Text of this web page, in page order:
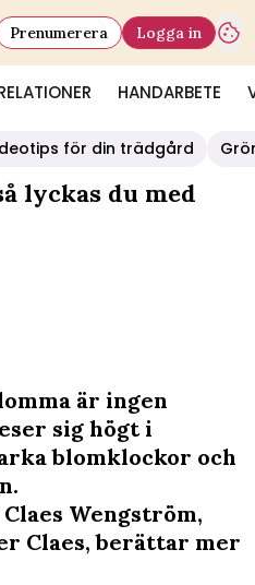
HANDARBETE
Prenumerera Logga in
för din trädgård
lyckas du med
är ingen
sig högt i
blomklockor och
Wengström,
Claes, berättar mer